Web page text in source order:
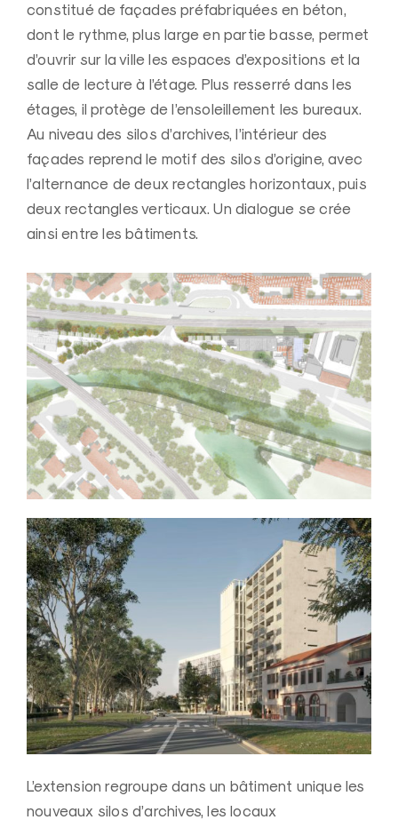
constitué de façades préfabriquées en béton,
dont le rythme, plus large en partie basse, permet
d’ouvrir sur la ville les espaces d’expositions et la
salle de lecture à l’étage. Plus resserré dans les
étages, il protège de l’ensoleillement les bureaux.
Au niveau des silos d’archives, l’intérieur des
façades reprend le motif des silos d’origine, avec
l’alternance de deux rectangles horizontaux, puis
deux rectangles verticaux. Un dialogue se crée
ainsi entre les bâtiments.
L’extension regroupe dans un bâtiment unique les
nouveaux silos d’archives, les locaux